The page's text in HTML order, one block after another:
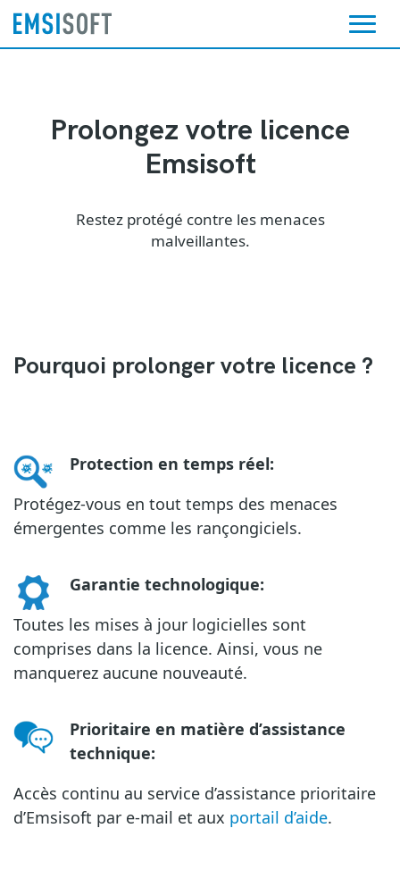
Prolongez votre licence
Emsisoft
Restez protégé contre les menaces
malveillantes.
Pourquoi prolonger votre licence ?
Protection en temps réel:
Protégez-vous en tout temps des menaces
émergentes comme les rançongiciels.
Garantie technologique:
Toutes les mises à jour logicielles sont
comprises dans la licence. Ainsi, vous ne
manquerez aucune nouveauté.
Prioritaire en matière d’assistance
technique:
Accès continu au service d’assistance prioritaire
d’Emsisoft par e-mail et aux portail d’aide.